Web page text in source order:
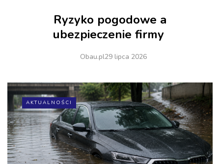
Ryzyko pogodowe a
ubezpieczenie firmy
Obau.pl29 lipca 2026
AKTUALNOŚCI